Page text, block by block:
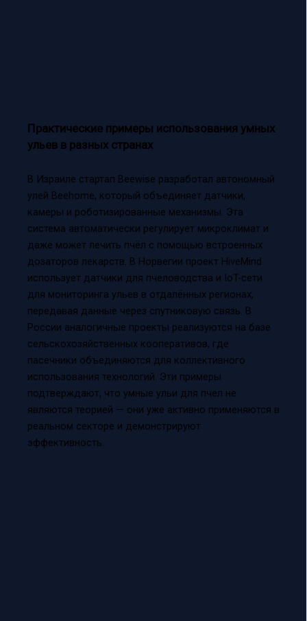
Практические примеры использования умных
ульев в разных странах
В Израиле стартап Beewise разработал автономный
улей Beehome, который объединяет датчики,
камеры и роботизированные механизмы. Эта
система автоматически регулирует микроклимат и
даже может лечить пчёл с помощью встроенных
дозаторов лекарств. В Норвегии проект HiveMind
использует датчики для пчеловодства и IoT-сети
для мониторинга ульев в отдалённых регионах,
передавая данные через спутниковую связь. В
России аналогичные проекты реализуются на базе
сельскохозяйственных кооперативов, где
пасечники объединяются для коллективного
использования технологий. Эти примеры
подтверждают, что умные ульи для пчел не
являются теорией — они уже активно применяются в
реальном секторе и демонстрируют
эффективность.